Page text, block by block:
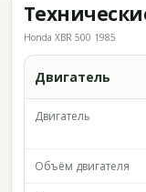
Honda XBR 500 1985
Двигатель
Двигатель
Объём двигателя